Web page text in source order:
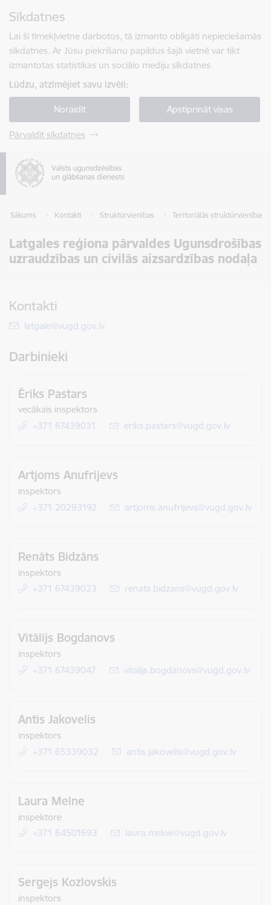
Sīkdatnes
Lai šī tīmekļvietne darbotos, tā izmanto obligāti nepieciešamās
sīkdatnes. Ar Jūsu piekrišanu papildus šajā vietnē var tikt
izmantotas statistikas un sociālo mediju sīkdatnes.
Lūdzu, atzīmējiet savu izvēli:
Noraidīt Apstiprināt visas
Pārvaldīt sīkdatnes
Sākums Kontakti Struktūrvienības Teritoriālās struktūrvienības
Latgales reģiona pārvaldes Ugunsdrošības
uzraudzības un civilās aizsardzības nodaļa
Kontakti
E-pasts:
latgale@vugd.gov.lv
Darbinieki
Ēriks Pastars
vecākais inspektors
+371 67439031
E-pasts:
eriks.pastars@vugd.gov.lv
Artjoms Anufrijevs
inspektors
+371 20293192
E-pasts:
artjoms.anufrijevs@vugd.gov.lv
Renāts Bidzāns
inspektors
+371 67439023
E-pasts:
renats.bidzans@vugd.gov.lv
Vitālijs Bogdanovs
inspektors
+371 67439047
E-pasts:
vitalijs.bogdanovs@vugd.gov.lv
Antis Jakovelis
inspektors
+371 65339032
E-pasts:
antis.jakovelis@vugd.gov.lv
Laura Melne
inspektore
+371 64501693
E-pasts:
laura.melne@vugd.gov.lv
Sergejs Kozlovskis
inspektors